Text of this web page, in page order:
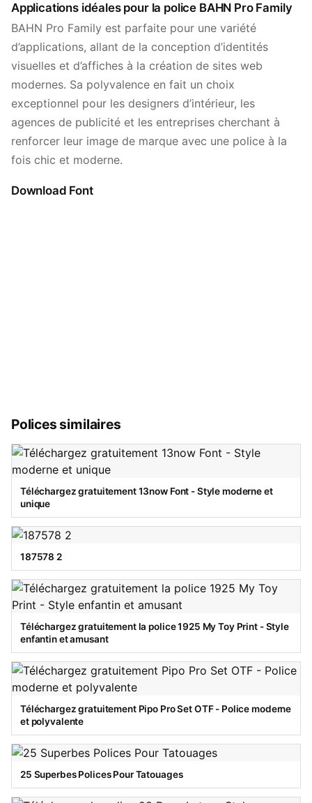
Applications idéales pour la police BAHN Pro Family
BAHN Pro Family est parfaite pour une variété
d’applications, allant de la conception d’identités
visuelles et d’affiches à la création de sites web
modernes. Sa polyvalence en fait un choix
exceptionnel pour les designers d’intérieur, les
agences de publicité et les entreprises cherchant à
renforcer leur image de marque avec une police à la
fois chic et moderne.
Download Font
Polices similaires
Téléchargez gratuitement 13now Font - Style moderne et
unique
187578 2
Téléchargez gratuitement la police 1925 My Toy Print - Style
enfantin et amusant
Téléchargez gratuitement Pipo Pro Set OTF - Police moderne
et polyvalente
25 Superbes Polices Pour Tatouages